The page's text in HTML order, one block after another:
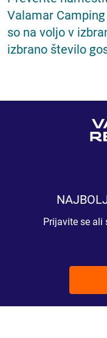
Valamar
so na voljo v
izbrano število
Prijavite se ali